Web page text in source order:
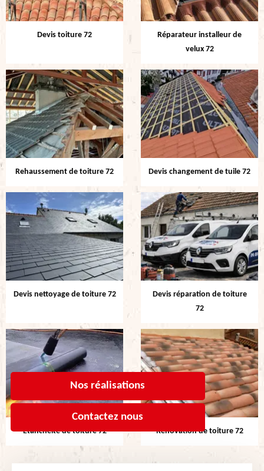
Nos réalisations
Contactez nous
Devis toiture 72
Réparateur installeur de
velux 72
Rehaussement de toiture 72 Devis changement de tuile 72
Devis nettoyage de toiture 72
Devis réparation de toiture
72
Etanchéité de toiture 72 Rénovation de toiture 72